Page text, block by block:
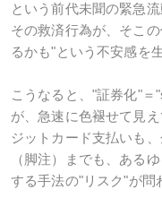
という前代未聞の緊急
その救済行為が、そこ
るかも"という不安感を
こうなると、"証券化"
が、急速に色褪せて見
ジットカード支払いも
（脚注）までも、ある
する手法の"リスク"が問